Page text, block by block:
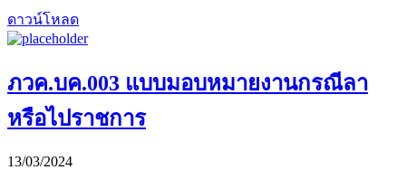
ดาวน์โหลด
ภวค.บค.003 แบบมอบหมายงานกรณีลา
หรือไปราชการ
13/03/2024